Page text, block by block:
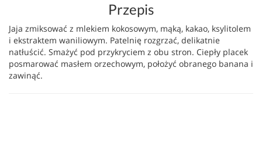
Przepis
Jaja zmiksować z mlekiem kokosowym, mąką, kakao, ksylitolem
i ekstraktem waniliowym. Patelnię rozgrzać, delikatnie
natłuścić. Smażyć pod przykryciem z obu stron. Ciepły placek
posmarować masłem orzechowym, położyć obranego banana i
zawinąć.